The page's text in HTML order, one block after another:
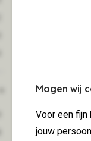
Mogen wij
Voor een
jouw